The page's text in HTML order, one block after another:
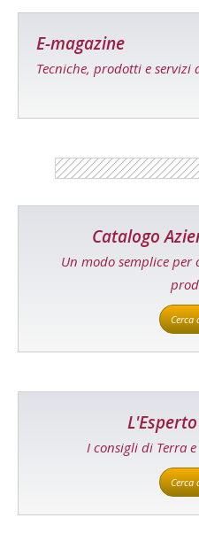
E-magazine
Tecniche, prodotti e servizi
Catalogo
Un modo semplice per
Cerca
I consigli di Terra
Cerca